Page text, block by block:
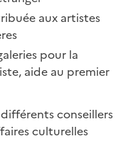
aux artistes
pour la
aide au premier
conseillers
culturelles